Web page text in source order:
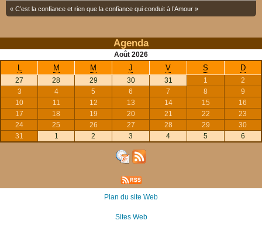
« C’est la confiance et rien que la confiance qui conduit à l’Amour »
Agenda
Août 2026
M M J V S D
27 28 29 30 31 1
2
3
4 5 6 7 8
9
10
11 12 13 14 15
16
17
18 19 20 21 22
23
24
25 26 27 28 29
30
31
1 2 3 4 5 6
Plan du site Web
Sites Web